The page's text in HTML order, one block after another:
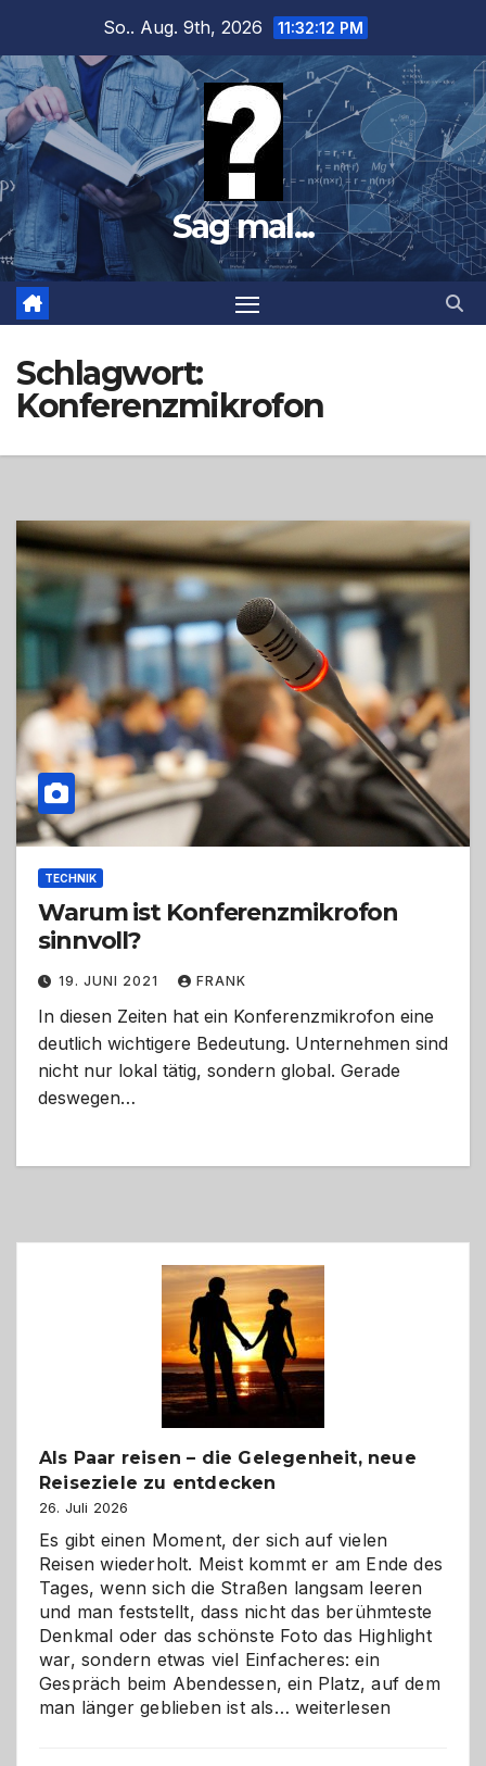
springen
So.. Aug. 9th, 2026 11:32:13 PM
Sag mal...
Schlagwort:
Konferenzmikrofon
TECHNIK
Warum ist Konferenzmikrofon
sinnvoll?
19. JUNI 2021 FRANK
In diesen Zeiten hat ein Konferenzmikrofon eine
deutlich wichtigere Bedeutung. Unternehmen sind
nicht nur lokal tätig, sondern global. Gerade
deswegen…
Als Paar reisen – die Gelegenheit, neue
Reiseziele zu entdecken
26. Juli 2026
Es gibt einen Moment, der sich auf vielen
Reisen wiederholt. Meist kommt er am Ende des
Tages, wenn sich die Straßen langsam leeren
und man feststellt, dass nicht das berühmteste
Denkmal oder das schönste Foto das Highlight
war, sondern etwas viel Einfacheres: ein
Gespräch beim Abendessen, ein Platz, auf dem
man länger geblieben ist als… Als
weiterlesen